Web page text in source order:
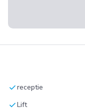
checkreceptie
checkLift